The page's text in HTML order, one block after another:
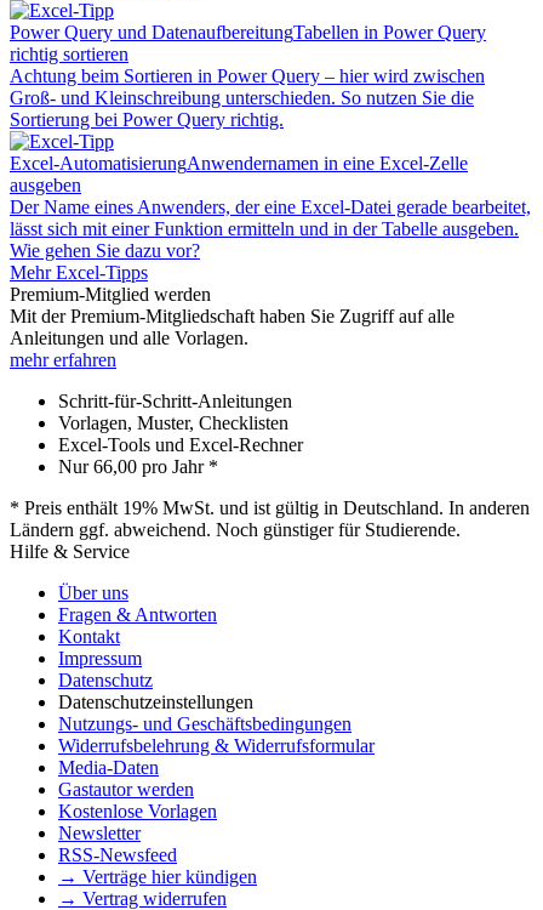
Power Query und DatenaufbereitungTabellen in Power Query
richtig sortieren
Achtung beim Sortieren in Power Query – hier wird zwischen
Groß- und Kleinschreibung unterschieden. So nutzen Sie die
Sortierung bei Power Query richtig.
Excel-AutomatisierungAnwendernamen in eine Excel-Zelle
ausgeben
Der Name eines Anwenders, der eine Excel-Datei gerade bearbeitet,
lässt sich mit einer Funktion ermitteln und in der Tabelle ausgeben.
Wie gehen Sie dazu vor?
Mehr Excel-Tipps
Premium-Mitglied werden
Mit der Premium-Mitgliedschaft haben Sie Zugriff auf alle
Anleitungen und alle Vorlagen.
mehr erfahren
Schritt-für-Schritt-Anleitungen
Vorlagen, Muster, Checklisten
Excel-Tools und Excel-Rechner
Nur66,00 pro Jahr *
* Preis enthält 19% MwSt. und ist gültig in Deutschland. In anderen
Ländern ggf. abweichend. Noch günstiger für Studierende.
Hilfe & Service
Über uns
Fragen & Antworten
Kontakt
Impressum
Datenschutz
Datenschutzeinstellungen
Nutzungs- und Geschäftsbedingungen
Widerrufsbelehrung & Widerrufsformular
Media-Daten
Gastautor werden
Kostenlose Vorlagen
Newsletter
RSS-Newsfeed
→ Verträge hier kündigen
→ Vertrag widerrufen